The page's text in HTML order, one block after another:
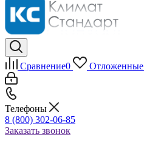
Сравнение0 Отложенные
Телефоны
8 (800) 302-06-85
Заказать звонок